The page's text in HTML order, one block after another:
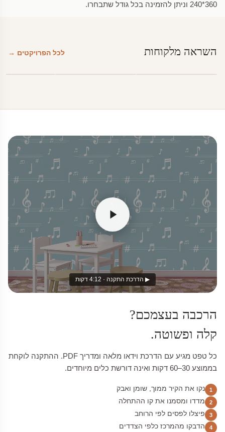
360*240 וניתן להזמינה בכל גודל שתבחרו.
השראה מלקוחות לכל הפרויקטים →
▶ הדרכת התקנה · 4:12 דקות
הרכבה בעצמכם?
קלה ופשוטה.
כל טפט מגיע עם הדרכת וידאו מלאה ומדריך PDF. ההתקנה לוקחת
בממוצע 30–60 דקות ואינה דורשת כלים מיוחדים.
1 נקו את הקיר ממוך, שומן ואבק
2 מדדו ומסמנו את קו ההתחלה
3 פיצלו לפסים לפי הרוחב
4 הדבקו מהמרכז כלפי הצדדים